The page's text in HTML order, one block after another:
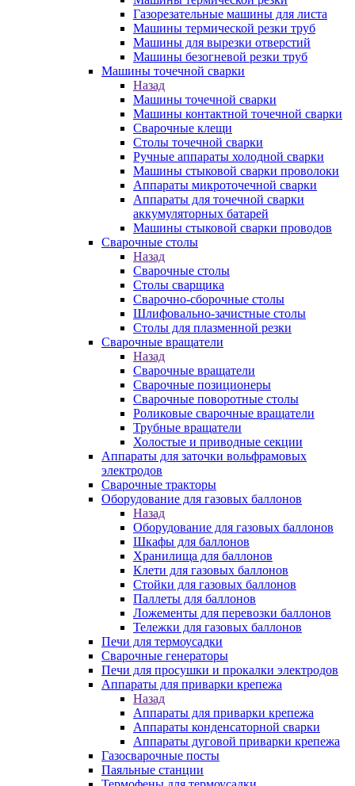
Газорезательные машины для листа
Машины термической резки труб
Машины для вырезки отверстий
Машины безогневой резки труб
Машины точечной сварки
Назад
Машины точечной сварки
Машины контактной точечной сварки
Сварочные клещи
Столы точечной сварки
Ручные аппараты холодной сварки
Машины стыковой сварки проволоки
Аппараты микроточечной сварки
Аппараты для точечной сварки
аккумуляторных батарей
Машины стыковой сварки проводов
Сварочные столы
Назад
Сварочные столы
Столы сварщика
Сварочно-сборочные столы
Шлифовально-зачистные столы
Столы для плазменной резки
Сварочные вращатели
Назад
Сварочные вращатели
Сварочные позиционеры
Сварочные поворотные столы
Роликовые сварочные вращатели
Трубные вращатели
Холостые и приводные секции
Аппараты для заточки вольфрамовых
электродов
Сварочные тракторы
Оборудование для газовых баллонов
Назад
Оборудование для газовых баллонов
Шкафы для баллонов
Хранилища для баллонов
Клети для газовых баллонов
Стойки для газовых баллонов
Паллеты для баллонов
Ложементы для перевозки баллонов
Тележки для газовых баллонов
Печи для термоусадки
Сварочные генераторы
Печи для просушки и прокалки электродов
Аппараты для приварки крепежа
Назад
Аппараты для приварки крепежа
Аппараты конденсаторной сварки
Аппараты дуговой приварки крепежа
Газосварочные посты
Паяльные станции